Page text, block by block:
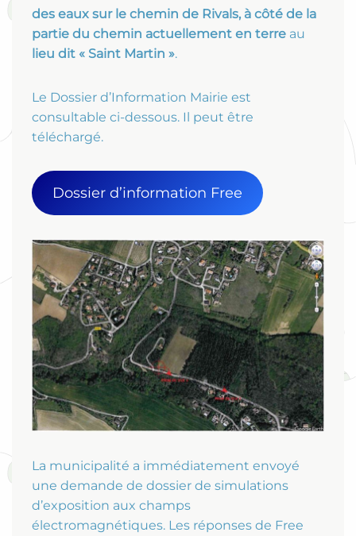
des eaux sur le chemin de Rivals, à côté de la
partie du chemin actuellement en terre au
lieu dit « Saint Martin ».
Le Dossier d’Information Mairie est
consultable ci-dessous. Il peut être
téléchargé.
Dossier d’information Free
La municipalité a immédiatement envoyé
une demande de dossier de simulations
d’exposition aux champs
électromagnétiques. Les réponses de Free